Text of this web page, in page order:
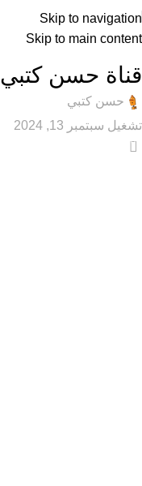
Skip to navigation
Skip to main content
عام
قناة حسن كتبي
حسن كتبي
تشغيل سبتمبر 13, 2024
0